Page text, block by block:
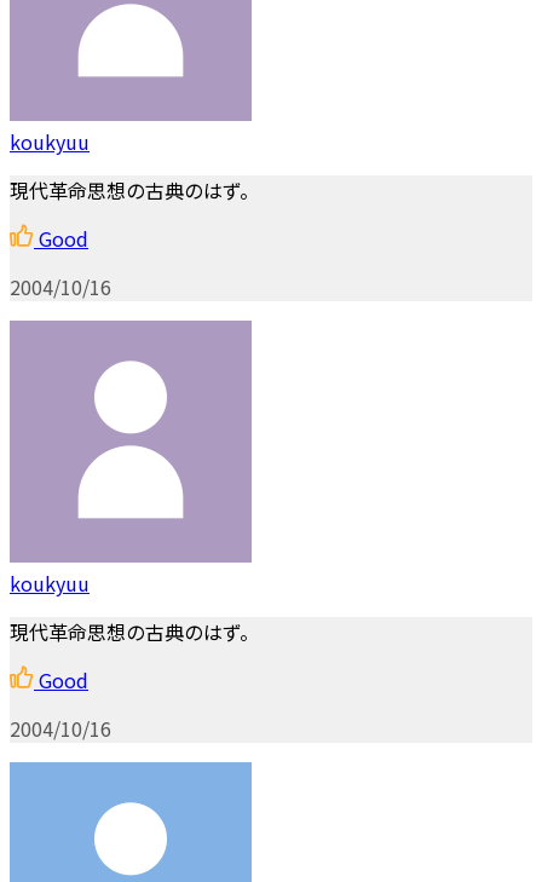
koukyuu
現代革命思想の古典のはず。
Good
2004/10/16
koukyuu
現代革命思想の古典のはず。
Good
2004/10/16